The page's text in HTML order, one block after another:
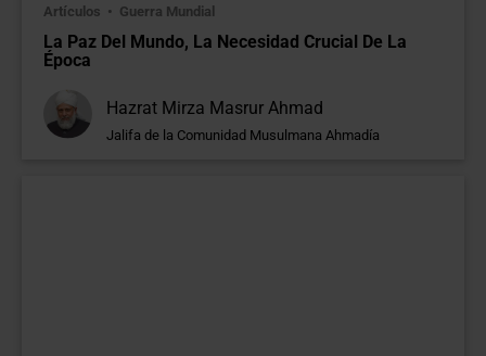
Artículos Guerra Mundial
La Paz Del Mundo, La Necesidad Crucial De La
Época
Hazrat Mirza Masrur Ahmad
Jalifa de la Comunidad Musulmana Ahmadía